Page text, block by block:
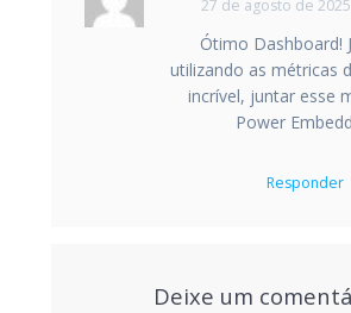
27 de agosto de
Ótimo Dashboard!
utilizando as métricas
incrível, juntar esse
Power
Responder
Deixe um